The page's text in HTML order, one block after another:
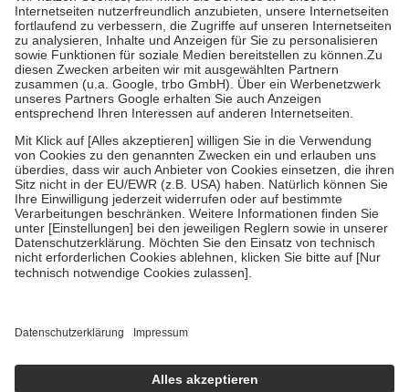
Kosten der Leistung zu entrichten.
Diese Regeln gelten grundsätzlich auch für Online-Apotheken.
Bei Heilmitteln und häuslicher Krankenpflege beträgt die
Zuzahlung zehn Prozent der Kosten sowie zehn Euro je
Verordnung.
Um das Engagement der Versicherten für ihre eigene Gesundheit zu
stärken und die besondere Stellung der Familie zu unterstützen,
fallenkeine Zuzahlungenan bei:
• Kindern und Jugendlichen bis zum vollendeten 18. Lebensjahr
mit Ausnahme der Fahrkosten
• Untersuchungen zur Vorsorge und Früherkennung, die von der
GKV getragen werden
• empfohlenen Schutzimpfungen
• Harn- und Blutteststreifen
getroffen, um sicherzustellen, dass es sich um echte Bewertungen
https://help.etrusted.com/hc/de/articles/4419944605341